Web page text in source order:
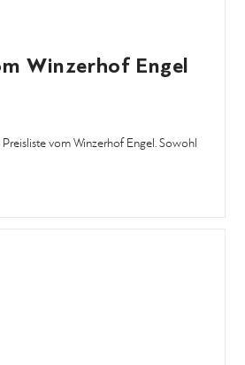
Winzerhof Engel
vom Winzerhof Engel. Sowohl